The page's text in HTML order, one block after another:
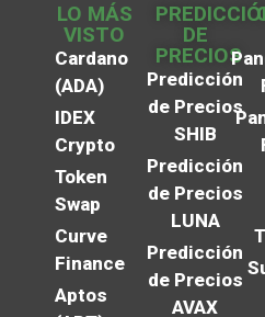
LO MÁS
VISTO
Cardano
(ADA)
IDEX
Crypto
Token
Swap
Curve
Finance
Aptos
DE
PRECIOS
Predicción
de Precios
SHIB
Predicción
de Precios
LUNA
Predicción
de Precios
AVAX